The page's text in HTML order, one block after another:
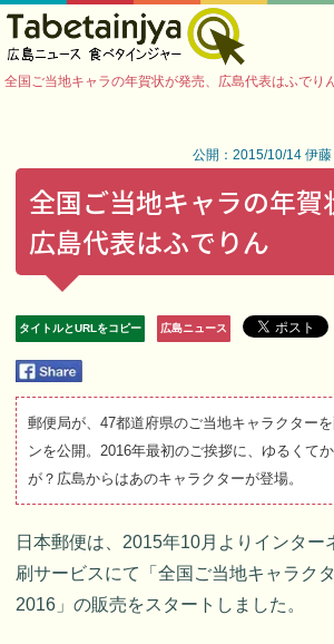
全国ご当地キャラの年賀状が発売、広島代表はふでり
公開：2015/10/14 伊
全国ご当地キャラの年賀
広島代表はふでりん
タイトルとURLをコピー 広島ニュース
郵便局が、47都道府県のご当地キャラクター
ンを公開。2016年最初のご挨拶に、ゆるくて
が？広島からはあのキャラクターが登場。
日本郵便は、2015年10月よりインター
刷サービスにて「全国ご当地キャラク
2016」の販売をスタートしました。